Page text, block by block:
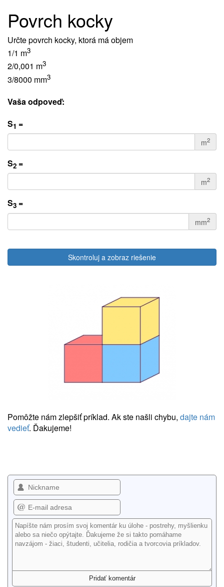
Povrch kocky
Určte povrch kocky, ktorá má objem
1/1 m3
2/0,001 m3
3/8000 mm3
Vaša odpoveď:
S1 =
m2
S2 =
m2
S3 =
mm2
Skontroluj a zobraz riešenie
Pomôžte nám zlepšiť príklad. Ak ste našli chybu, dajte nám
vedieť. Ďakujeme!